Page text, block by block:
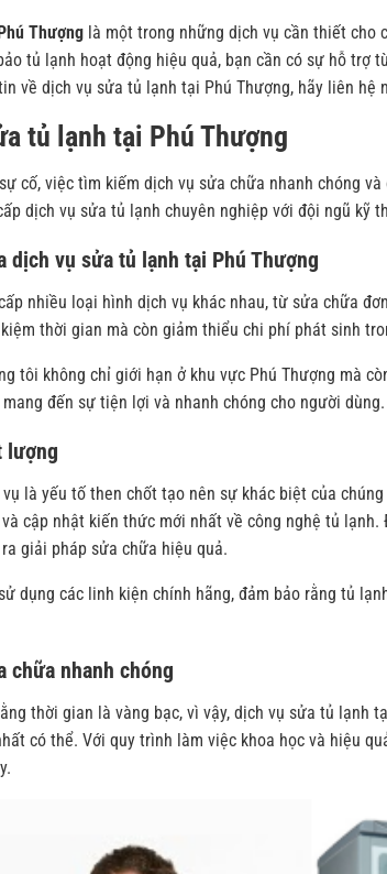
Thượng là một trong những dịch vụ cần thiết
tủ lạnh hoạt động hiệu quả, bạn cần có sự hỗ trợ
về dịch vụ sửa tủ lạnh tại Phú Thượng, hãy liên hệ
tủ lạnh tại Phú Thượng
cố, việc tìm kiếm dịch vụ sửa chữa nhanh chóng
dịch vụ sửa tủ lạnh chuyên nghiệp với đội ngũ kỹ
dịch vụ sửa tủ lạnh tại Phú Thượng
nhiều loại hình dịch vụ khác nhau, từ sửa chữa
thời gian mà còn giảm thiểu chi phí phát sinh
tôi không chỉ giới hạn ở khu vực Phú Thượng mà
đến sự tiện lợi và nhanh chóng cho người dùng.
lượng
là yếu tố then chốt tạo nên sự khác biệt của
cập nhật kiến thức mới nhất về công nghệ tủ
giải pháp sửa chữa hiệu quả.
dụng các linh kiện chính hãng, đảm bảo rằng tủ
chữa nhanh chóng
thời gian là vàng bạc, vì vậy, dịch vụ sửa tủ lạnh
có thể. Với quy trình làm việc khoa học và hiệu